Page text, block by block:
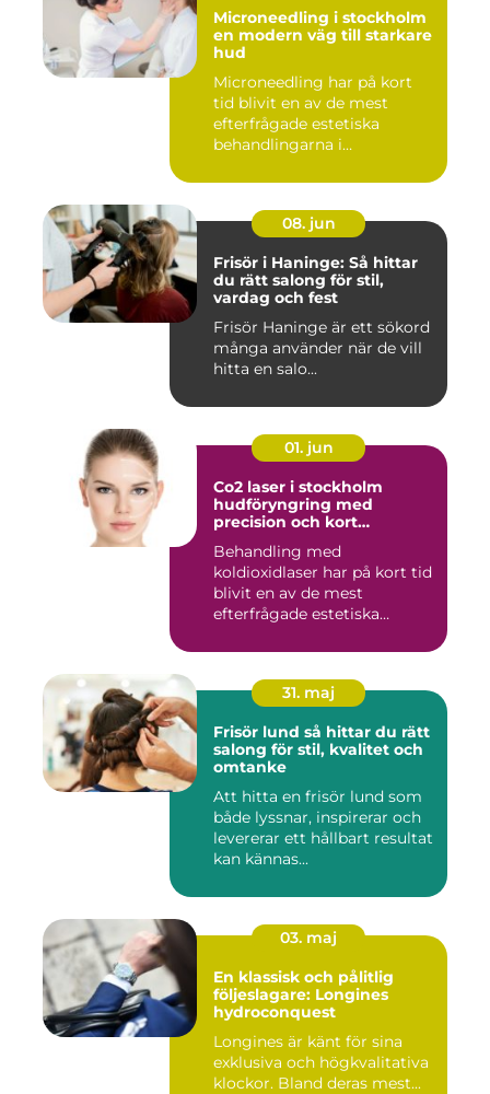
Microneedling i stockholm
en modern väg till starkare
hud
Microneedling har på kort
tid blivit en av de mest
efterfrågade estetiska
behandlingarna i
08. jun
Frisör i Haninge: Så hittar
du rätt salong för stil,
vardag och fest
Frisör Haninge är ett sökord
många använder när de vill
hitta en salo...
01. jun
Co2 laser i stockholm
hudföryngring med
precision och kort
Behandling med
koldioxidlaser har på kort tid
blivit en av de mest
efterfrågade estetiska
31. maj
Frisör lund så hittar du rätt
salong för stil, kvalitet och
omtanke
Att hitta en frisör lund som
både lyssnar, inspirerar och
levererar ett hållbart resultat
kan kännas...
03. maj
En klassisk och pålitlig
följeslagare: Longines
hydroconquest
Longines är känt för sina
exklusiva och högkvalitativa
klockor. Bland deras mest...